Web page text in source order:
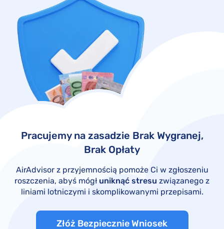
Pracujemy na zasadzie Brak Wygranej,
Brak Opłaty
AirAdvisor z przyjemnością pomoże Ci w zgłoszeniu
roszczenia, abyś mógł uniknąć stresu związanego z
liniami lotniczymi i skomplikowanymi przepisami.
Złóż Bezpiecznie Wniosek